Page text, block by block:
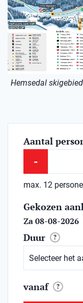
Hemsedal skigebied
Aantal
-
max. 12
Gekozen
Za 08-08-2026
Duur ?
vanaf ?